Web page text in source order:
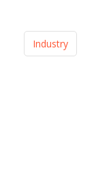
Industry